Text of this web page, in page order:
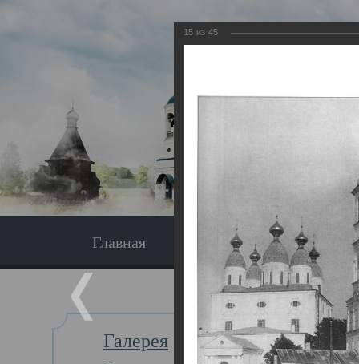
Главная Экскурсия
Галерея
Главная
15 из 45